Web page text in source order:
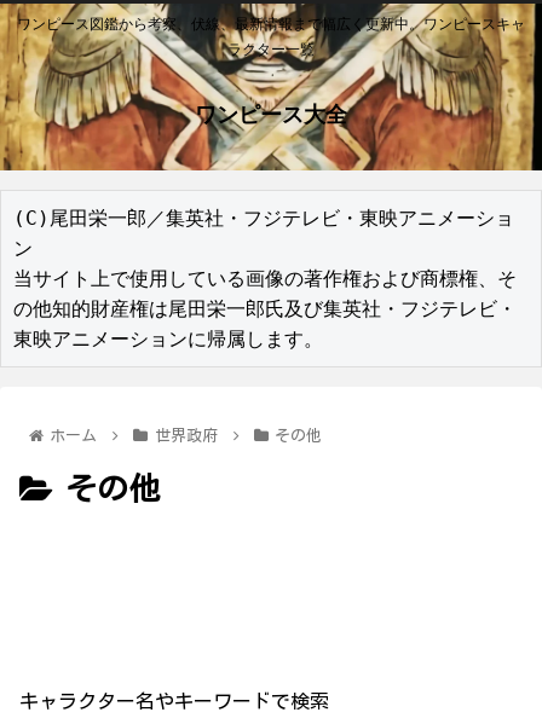
ワンピース図鑑から考察、伏線、最新情報まで幅広く更新中。ワンピースキャ
ラクター一覧
ワンピース大全
(C)尾田栄一郎／集英社・フジテレビ・東映アニメーショ
ン
当サイト上で使用している画像の著作権および商標権、そ
の他知的財産権は尾田栄一郎氏及び集英社・フジテレビ・
東映アニメーションに帰属します。
ホーム 世界政府 その他
その他
キャラクター名やキーワードで検索